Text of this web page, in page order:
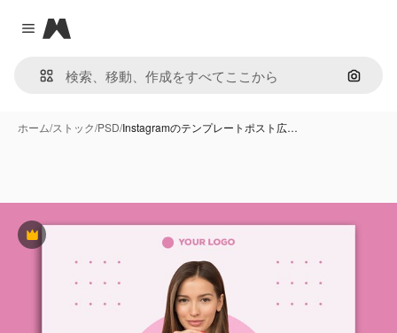
Close menu
Magnific
画像で
ホーム/ストック/PSD/Instagramのテンプレートポスト広…
Premium